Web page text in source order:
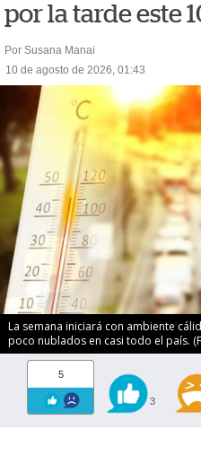
por la tarde este
Por Susana Manai
10 de agosto de 2026, 01:43
La semana iniciará con ambiente
poco nublados en casi todo el país.
5
3